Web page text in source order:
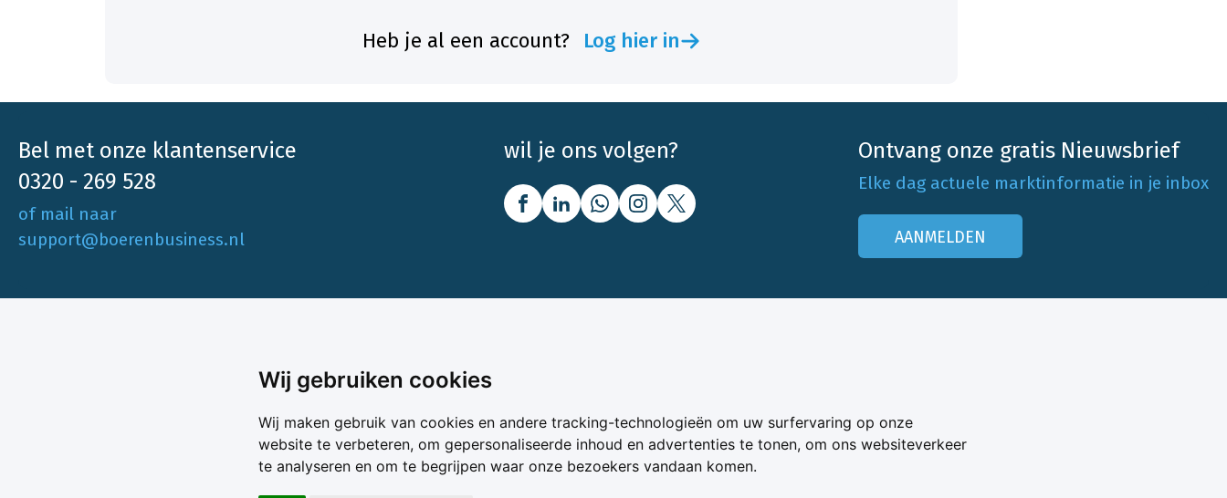
Wij gebruiken cookies
Wij maken gebruik van cookies en andere tracking-technologieën om uw surfervaring op onze
website te verbeteren, om gepersonaliseerde inhoud en advertenties te tonen, om ons websiteverkeer
te analyseren en om te begrijpen waar onze bezoekers vandaan komen.
Heb je al een account? Log hier in
Bel met onze klantenservice
0320 - 269 528
of mail naar
support@boerenbusiness.nl
wil je ons volgen? Ontvang onze gratis Nieuwsbrief
Elke dag actuele marktinformatie in je inbox
AANMELDEN
Boerenbusiness is je partner op het gebied
van onafhankelijke en betrouwbare
marktinformatie en -data. Elke dag opnieuw
Ons aanbod
Melk & Voer
Melkprijsvergelijker
Varkens & Voer
Bedrijfsabonnementen
Mijn Boerenbusiness
Werken bij Boerenbusiness
Adverteren